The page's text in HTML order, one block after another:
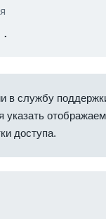
в службу
указать
доступа.